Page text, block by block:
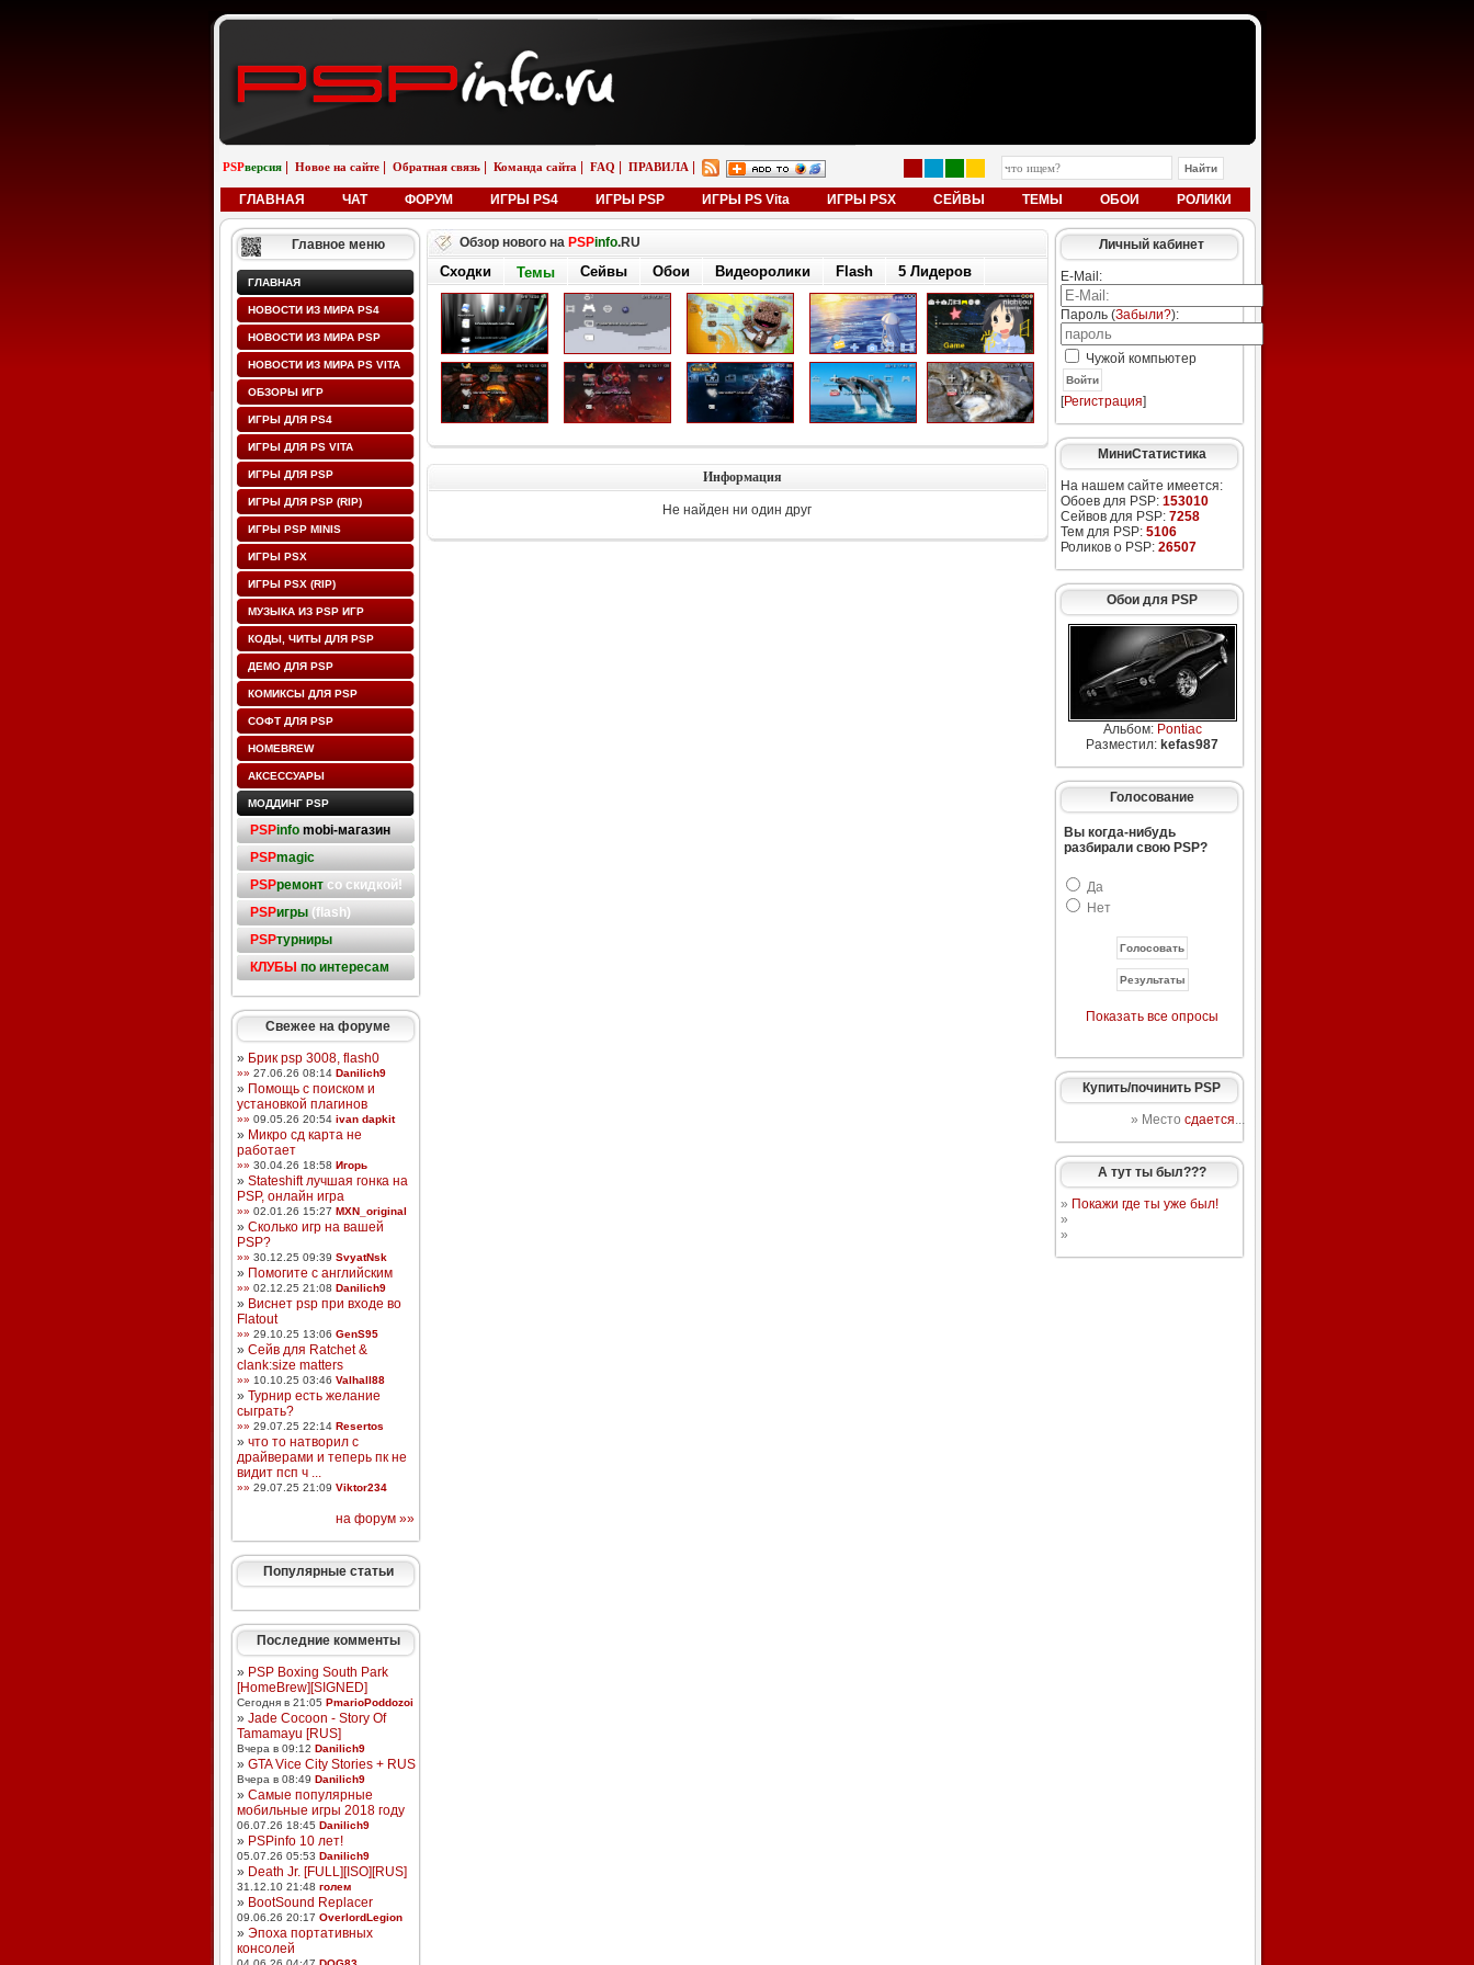
PSPверсия Новое на сайте Обратная связь Команда сайта FAQ ПРАВИЛА
ГЛАВНАЯ ЧАТ ФОРУМ ИГРЫ PS4 ИГРЫ PSP ИГРЫ PS Vita ИГРЫ PSX СЕЙВЫ ТЕМЫ ОБОИ РОЛИКИ
Главное меню
ГЛАВНАЯ
НОВОСТИ ИЗ МИРА PS4
НОВОСТИ ИЗ МИРА PSP
НОВОСТИ ИЗ МИРА PS VITA
ОБЗОРЫ ИГР
ИГРЫ ДЛЯ PS4
ИГРЫ ДЛЯ PS VITA
ИГРЫ ДЛЯ PSP
ИГРЫ ДЛЯ PSP (RIP)
ИГРЫ PSP MINIS
ИГРЫ PSX
ИГРЫ PSX (RIP)
МУЗЫКА ИЗ PSP ИГР
КОДЫ, ЧИТЫ ДЛЯ PSP
ДЕМО ДЛЯ PSP
КОМИКСЫ ДЛЯ PSP
СОФТ ДЛЯ PSP
HOMEBREW
АКСЕССУАРЫ
МОДДИНГ PSP
PSPinfo mobi-магазин
PSPmagic
PSPремонтсо скидкой!
PSPигры(flash)
PSPтурниры
КЛУБЫ по интересам
Свежее на форуме
» Брик psp 3008, flash0
»» 27.06.26 08:14 Danilich9
» Помощь с поиском и
установкой плагинов
»» 09.05.26 20:54 ivan dapkit
» Микро сд карта не
работает
»» 30.04.26 18:58 Игорь
» Stateshift лучшая гонка на
PSP, онлайн игра
»» 02.01.26 15:27 MXN_original
» Сколько игр на вашей
PSP?
»» 30.12.25 09:39 SvyatNsk
» Помогите с английским
»» 02.12.25 21:08 Danilich9
» Виснет psp при входе во
Flatout
»» 29.10.25 13:06 GenS95
» Сейв для Ratchet &
clank:size matters
»» 10.10.25 03:46 Valhall88
» Турнир есть желание
сыграть?
»» 29.07.25 22:14 Resertos
» что то натворил с
драйверами и теперь пк не
видит псп ч ...
»» 29.07.25 21:09 Viktor234
на форум »»
Популярные статьи
Последние комменты
» PSP Boxing South Park
[HomeBrew][SIGNED]
Сегодня в 21:05 PmarioPoddozoi
» Jade Cocoon - Story Of
Tamamayu [RUS]
Вчера в 09:12 Danilich9
» GTA Vice City Stories + RUS
Вчера в 08:49 Danilich9
» Самые популярные
мобильные игры 2018 году
06.07.26 18:45 Danilich9
» PSPinfo 10 лет!
05.07.26 05:53 Danilich9
» Death Jr. [FULL][ISO][RUS]
31.12.10 21:48 голем
» BootSound Replacer
09.06.26 20:17 OverlordLegion
» Эпоха портативных
консолей
Обзор нового на PSPinfo.RU
Сходки Темы Сейвы Обои Видеоролики Flash 5 Лидеров
Информация
Не найден ни один друг
Личный кабинет
E-Mail:
Пароль (Забыли?):
Чужой компьютер
Войти
[Регистрация]
МиниСтатистика
На нашем сайте имеется:
Обоев для PSP: 153010
Сейвов для PSP: 7258
Тем для PSP: 5106
Роликов о PSP: 26507
Обои для PSP
Альбом: Pontiac
Разместил: kefas987
Голосование
Вы когда-нибудь
разбирали свою PSP?
Да
Нет
Показать все опросы
Купить/починить PSP
» Место сдается...
А тут ты был???
» Покажи где ты уже был!
»
»